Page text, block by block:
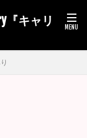
『キャリ